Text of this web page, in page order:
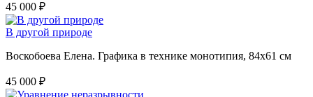
45 000 ₽
В другой природе
Воскобоева Елена. Графика в технике монотипия, 84х61 см
45 000 ₽